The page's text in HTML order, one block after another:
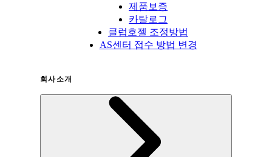
제품보증
카탈로그
클럽호젤 조정방법
AS센터 접수 방법 변경
회사소개